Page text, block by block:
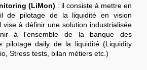
(LiMon) : il consiste à mettre en
de pilotage de la liquidité en vision
vise à définir une solution industrialisée
à l'ensemble de la banque des
pilotage daily de la liquidité (Liquidity
Stress tests, bilan métiers etc.)